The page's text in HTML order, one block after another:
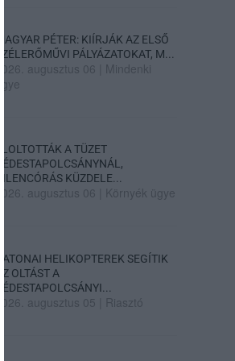
MAGYAR PÉTER: KIÍRJÁK AZ ELSŐ
SZÉLERŐMŰVI PÁLYÁZATOKAT, M...
2026. augusztus 06
Mindenki
ügye
ELOLTOTTÁK A TÜZET
DÉDESTAPOLCSÁNYNÁL,
KILENCÓRÁS KÜZDELE...
2026. augusztus 06 Környék ügye
KATONAI HELIKOPTEREK SEGÍTIK
AZ OLTÁST A
DÉDESTAPOLCSÁNYI...
2026. augusztus 05 Riasztó